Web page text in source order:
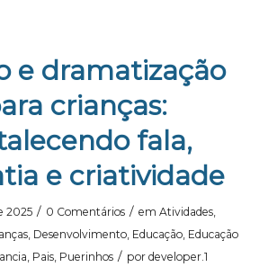
e dramatização
crianças:
fala,
e criatividade
2025 / 0 Comentários / emAtividades
, Desenvolvimento, Educação, Educação
Pais, Puerinhos / por developer.1